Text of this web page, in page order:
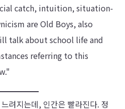
catch, intuition, situation-
are Old Boys, also
talk about school life and
referring to this
려지는데, 인간은 빨라진다. 정